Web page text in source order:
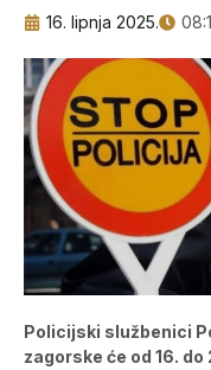
16. lipnja 2025.
Policijski službenici
zagorske će od 16.